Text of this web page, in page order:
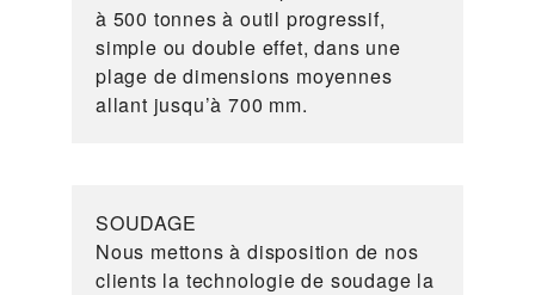
à 500 tonnes à outil progressif,
simple ou double effet, dans une
plage de dimensions moyennes
allant jusqu’à 700 mm.
SOUDAGE
Nous mettons à disposition de nos
clients la technologie de soudage la